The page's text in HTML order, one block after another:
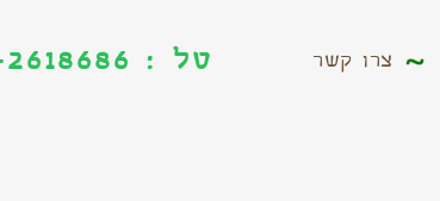
צרו קשר טל : 050-2618686 צרו קשר טל : 050-2618686